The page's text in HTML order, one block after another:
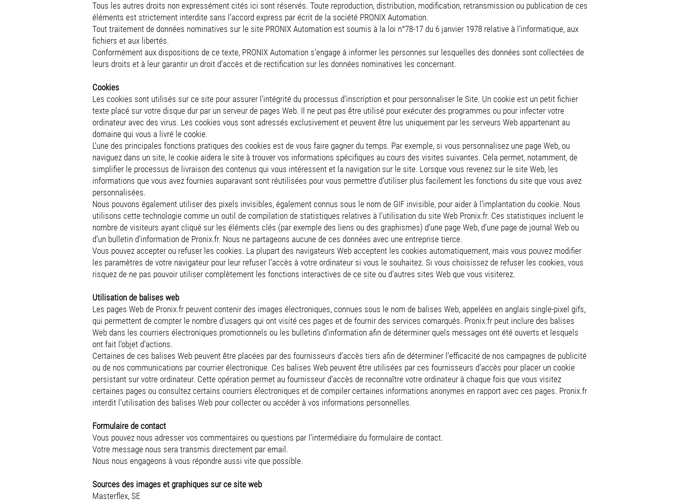
Tous les autres droits non expressément cités ici sont réservés. Toute reproduction, distribution, modification, retransmission ou publication de ces
éléments est strictement interdite sans l’accord express par écrit de la société PRONIX Automation.
Tout traitement de données nominatives sur le site PRONIX Automation est soumis à la loi n°78-17 du 6 janvier 1978 relative à l’informatique, aux
fichiers et aux libertés.
Conformément aux dispositions de ce texte, PRONIX Automation s’engage à informer les personnes sur lesquelles des données sont collectées de
leurs droits et à leur garantir un droit d’accès et de rectification sur les données nominatives les concernant.
Cookies
Les cookies sont utilisés sur ce site pour assurer l’intégrité du processus d’inscription et pour personnaliser le Site. Un cookie est un petit fichier
texte placé sur votre disque dur par un serveur de pages Web. Il ne peut pas être utilisé pour exécuter des programmes ou pour infecter votre
ordinateur avec des virus. Les cookies vous sont adressés exclusivement et peuvent être lus uniquement par les serveurs Web appartenant au
domaine qui vous a livré le cookie.
L’une des principales fonctions pratiques des cookies est de vous faire gagner du temps. Par exemple, si vous personnalisez une page Web, ou
naviguez dans un site, le cookie aidera le site à trouver vos informations spécifiques au cours des visites suivantes. Cela permet, notamment, de
simplifier le processus de livraison des contenus qui vous intéressent et la navigation sur le site. Lorsque vous revenez sur le site Web, les
informations que vous avez fournies auparavant sont réutilisées pour vous permettre d’utiliser plus facilement les fonctions du site que vous avez
personnalisées.
Nous pouvons également utiliser des pixels invisibles, également connus sous le nom de GIF invisible, pour aider à l’implantation du cookie. Nous
utilisons cette technologie comme un outil de compilation de statistiques relatives à l’utilisation du site Web Pronix.fr. Ces statistiques incluent le
nombre de visiteurs ayant cliqué sur les éléments clés (par exemple des liens ou des graphismes) d’une page Web, d’une page de journal Web ou
d’un bulletin d’information de Pronix.fr. Nous ne partageons aucune de ces données avec une entreprise tierce.
Vous pouvez accepter ou refuser les cookies. La plupart des navigateurs Web acceptent les cookies automatiquement, mais vous pouvez modifier
les paramètres de votre navigateur pour leur refuser l’accès à votre ordinateur si vous le souhaitez. Si vous choisissez de refuser les cookies, vous
risquez de ne pas pouvoir utiliser complètement les fonctions interactives de ce site ou d’autres sites Web que vous visiterez.
Utilisation de balises web
Les pages Web de Pronix.fr peuvent contenir des images électroniques, connues sous le nom de balises Web, appelées en anglais single-pixel gifs,
qui permettent de compter le nombre d’usagers qui ont visité ces pages et de fournir des services comarqués. Pronix.fr peut inclure des balises
Web dans les courriers électroniques promotionnels ou les bulletins d’information afin de déterminer quels messages ont été ouverts et lesquels
ont fait l’objet d’actions.
Certaines de ces balises Web peuvent être placées par des fournisseurs d’accès tiers afin de déterminer l’efficacité de nos campagnes de publicité
ou de nos communications par courrier électronique. Ces balises Web peuvent être utilisées par ces fournisseurs d’accès pour placer un cookie
persistant sur votre ordinateur. Cette opération permet au fournisseur d’accès de reconnaître votre ordinateur à chaque fois que vous visitez
certaines pages ou consultez certains courriers électroniques et de compiler certaines informations anonymes en rapport avec ces pages. Pronix.fr
interdit l’utilisation des balises Web pour collecter ou accéder à vos informations personnelles.
Formulaire de contact
Vous pouvez nous adresser vos commentaires ou questions par l’intermédiaire du formulaire de contact.
Votre message nous sera transmis directement par email.
Nous nous engageons à vous répondre aussi vite que possible.
Sources des images et graphiques sur ce site web
Masterflex, SE